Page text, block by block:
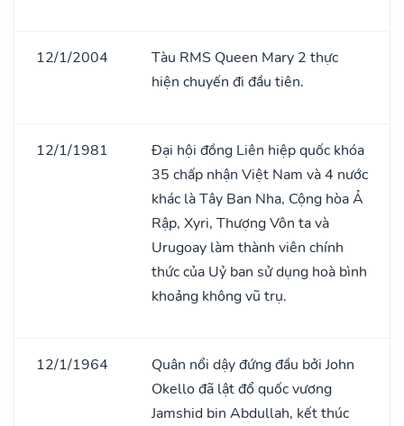
12/1/2004
Tàu RMS Queen Mary 2 thực
hiện chuyến đi đầu tiên.
12/1/1981
Đại hội đồng Liên hiệp quốc khóa
35 chấp nhận Việt Nam và 4 nước
khác là Tây Ban Nha, Cộng hòa Ả
Rập, Xyri, Thượng Vôn ta và
Urugoay làm thành viên chính
thức của Uỷ ban sử dụng hoà bình
khoảng không vũ trụ.
12/1/1964
Quân nổi dậy đứng đầu bởi John
Okello đã lật đổ quốc vương
Jamshid bin Abdullah, kết thúc